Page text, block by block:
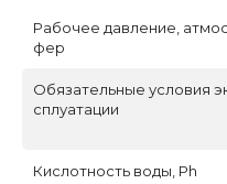
Рабочее давление, атмос
фер
Обязательные условия
сплуатации
Кислотность воды, Ph